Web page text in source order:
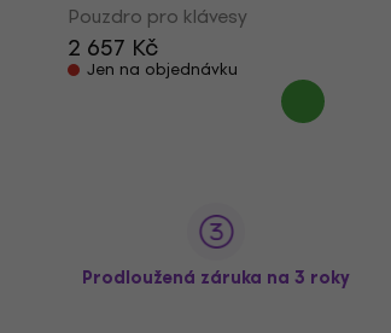
Pouzdro pro klávesy
2 657 Kč
Jen na objednávku
Prodloužená záruka na 3 roky